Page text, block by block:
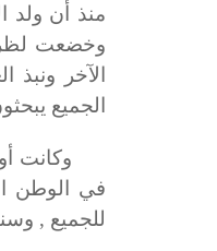
منذ أن ولد
وخضعت
الآخر
الجميع
وكانت
في الوطن
للجميع ,